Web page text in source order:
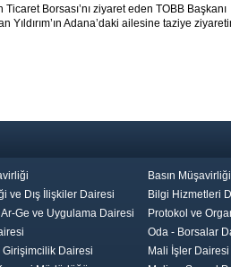
Borsası’nı ziyaret eden TOBB Başkanı
Yıldırım’ın Adana’daki ailesine taziye
Basın Müşavirliği
ve Dış İlişkiler Dairesi
Bilgi Hizmetleri
Ge ve Uygulama Dairesi
Protokol ve
Oda - Borsalar
Dairesi
Mali İşler Dairesi